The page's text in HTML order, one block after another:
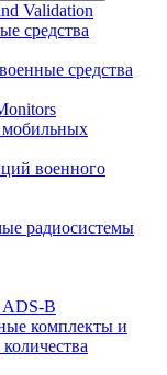
Validation
средства
средства
мобильных
военного
радиосистемы
ADS-B
комплекты и